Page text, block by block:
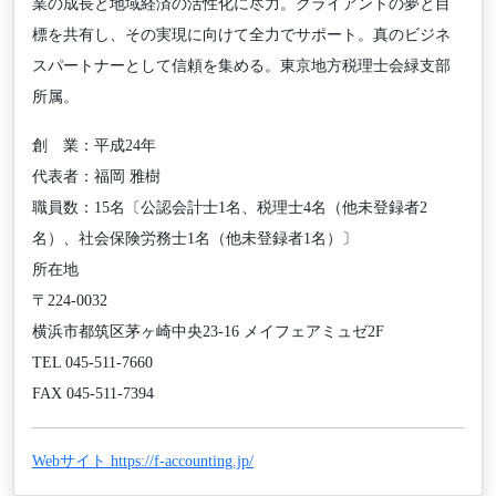
業の成長と地域経済の活性化に尽力。クライアントの夢と目
標を共有し、その実現に向けて全力でサポート。真のビジネ
スパートナーとして信頼を集める。東京地方税理士会緑支部
所属。
創 業：平成24年
代表者：福岡 雅樹
職員数：15名〔公認会計士1名、税理士4名（他未登録者2
名）、社会保険労務士1名（他未登録者1名）〕
所在地
〒224-0032
横浜市都筑区茅ヶ崎中央23-16 メイフェアミュゼ2F
TEL 045-511-7660
FAX 045-511-7394
Webサイト https://f-accounting.jp/